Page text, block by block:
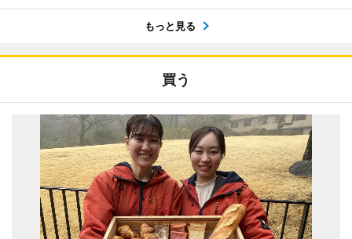
もっと見る
買う